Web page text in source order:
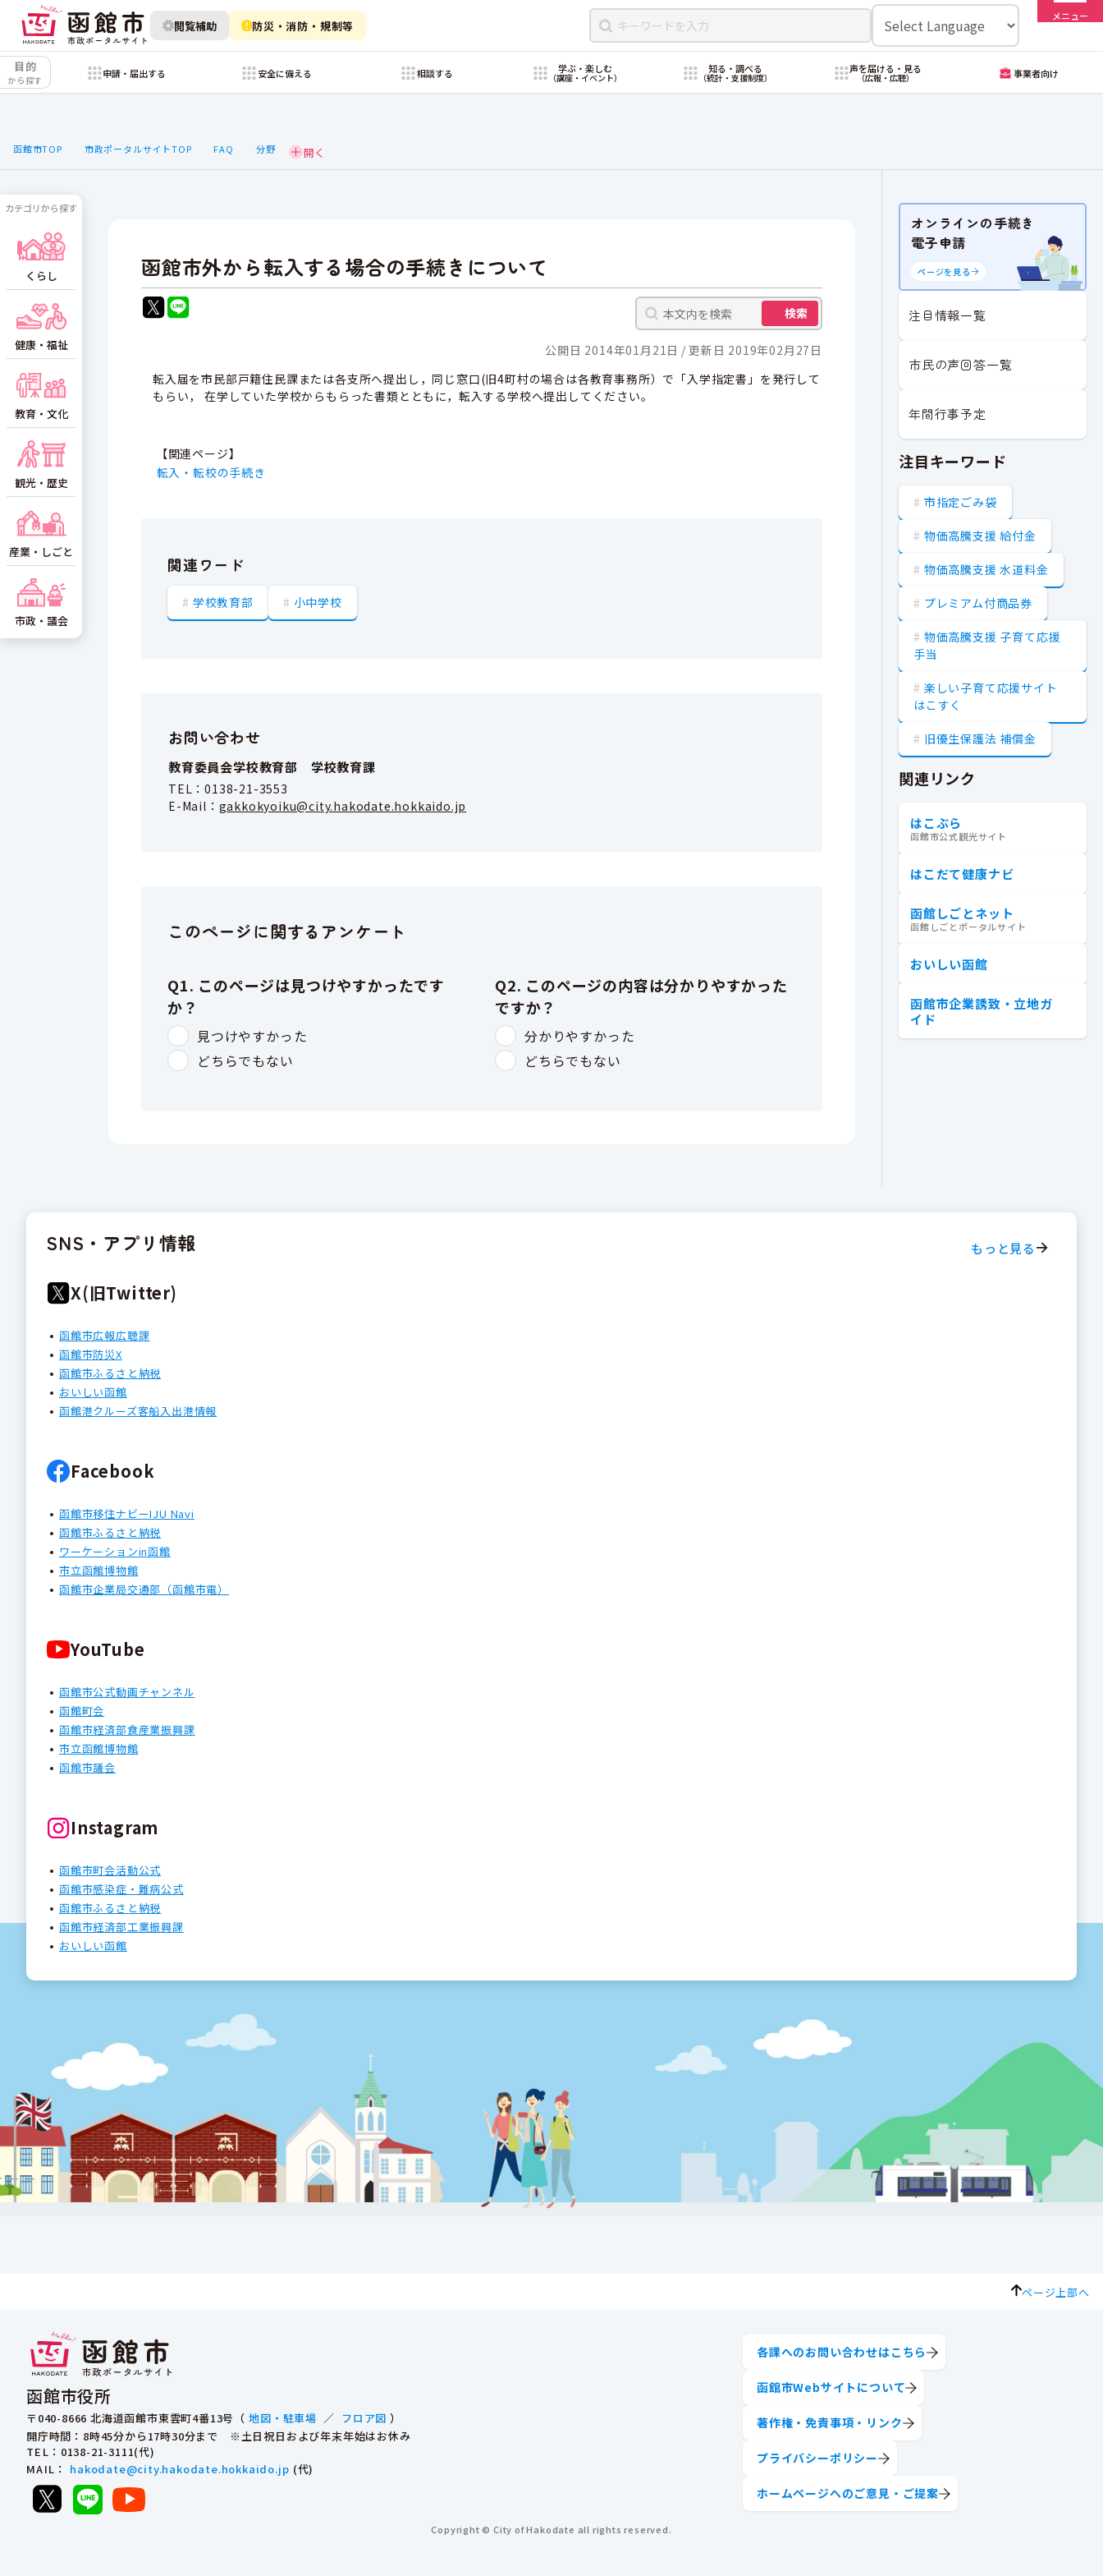
閲覧補助 防災・消防・規制等
メニュー
目的
から探す
申請・届出する 安全に備える 相談する 学ぶ・楽しむ
（講座・イベント）
知る・調べる
（統計・支援制度）
声を届ける・見る
（広報・広聴） 事業者向け
函館市TOP 市政ポータルサイトTOP FAQ 分野
函館市外から転入する場合の手続きについて
検索
公開日 2014年01月21日
更新日 2019年02月27日
転入届を市民部戸籍住民課または各支所へ提出し，同じ窓口(旧4町村の場合は各教育事務所）で「入学指定書」を発行して
もらい， 在学していた学校からもらった書類とともに，転入する学校へ提出してください。
【関連ページ】
転入・転校の手続き
関連ワード
学校教育部 小中学校
お問い合わせ
教育委員会学校教育部 学校教育課
TEL：0138-21-3553
E-Mail： gakkokyoiku@city.hakodate.hokkaido.jp
このページに関するアンケート
カテゴリから探す
くらし
健康・福祉
教育・文化
観光・歴史
産業・しごと
市政・議会
オンラインの手続き
電子申請
ページを見る
注目情報一覧
市民の声回答一覧
年間行事予定
注目キーワード
市指定ごみ袋
物価高騰支援 給付金
物価高騰支援 水道料金
プレミアム付商品券
物価高騰支援 子育て応援
手当
楽しい子育て応援サイト
はこすく
旧優生保護法 補償金
関連リンク
はこぶら
函館市公式観光サイト
はこだて健康ナビ
函館しごとネット
函館しごとポータルサイト
おいしい函館
函館市企業誘致・立地ガ
イド
SNS・アプリ情報 もっと見る
X(旧Twitter)
函館市広報広聴課
函館市防災X
函館市ふるさと納税
おいしい函館
函館港クルーズ客船入出港情報
Facebook
函館市移住ナビーIJU Navi
函館市ふるさと納税
ワーケーションin函館
市立函館博物館
函館市企業局交通部（函館市電）
YouTube
函館市公式動画チャンネル
函館町会
函館市経済部食産業振興課
市立函館博物館
函館市議会
Instagram
函館市町会活動公式
函館市感染症・難病公式
函館市ふるさと納税
函館市経済部工業振興課
おいしい函館
ページ上部へ
函館市役所
〒040-8666 北海道函館市東雲町4番13号（ 地図・駐車場 ／ フロア図 ）
開庁時間：8時45分から17時30分まで ※土日祝日および年末年始はお休み
TEL ：0138-21-3111(代)
MAIL ： hakodate@city.hakodate.hokkaido.jp (代)
各課へのお問い合わせはこちら
函館市Webサイトについて
著作権・免責事項・リンク
プライバシーポリシー
ホームページへのご意見・ご提案
Copyright © City of Hakodate all rights reserved.